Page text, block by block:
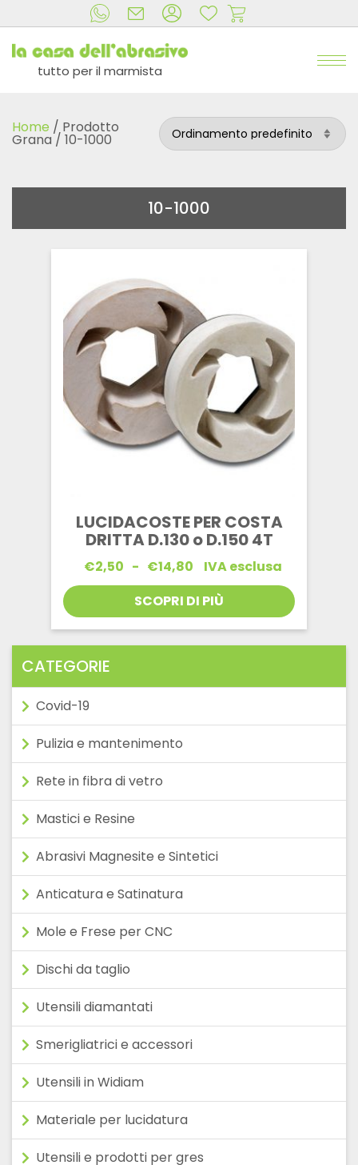
tutto per il marmista
Home / Prodotto
Grana / 10-1000
10-1000
LUCIDACOSTE PER COSTA
DRITTA D.130 o D.150 4T
€2,50 - €14,80Fascia
prezzo:
da
€2,50
a
€14,80
IVA esclusa
SCOPRI DI PIÙ
CATEGORIE
Covid-19
Pulizia e mantenimento
Rete in fibra di vetro
Mastici e Resine
Abrasivi Magnesite e Sintetici
Anticatura e Satinatura
Mole e Frese per CNC
Dischi da taglio
Utensili diamantati
Smerigliatrici e accessori
Utensili in Widiam
Materiale per lucidatura
Utensili e prodotti per gres